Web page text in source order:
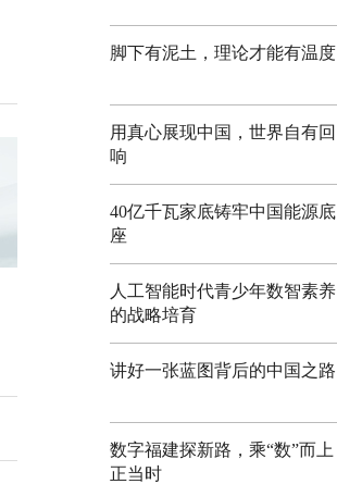
脚下有泥土，理论才能有温度
用真心展现中国，世界自有回
响
40亿千瓦家底铸牢中国能源底
座
人工智能时代青少年数智素养
的战略培育
讲好一张蓝图背后的中国之路
数字福建探新路，乘“数”而上
正当时